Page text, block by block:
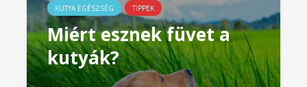
KUTYA EGÉSZSÉG TIPPEK
Miért esznek füvet a
kutyák?